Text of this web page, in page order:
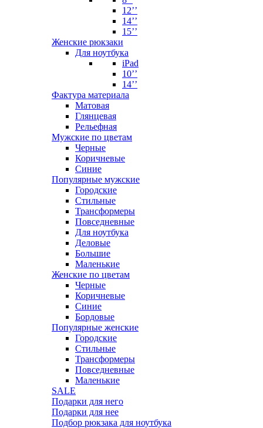
12’’
14’’
15’’
Женские рюкзаки
Для ноутбука
iPad
10’’
14’’
Фактура материала
Матовая
Глянцевая
Рельефная
Мужские по цветам
Черные
Коричневые
Синие
Популярные мужские
Городские
Стильные
Трансформеры
Повседневные
Для ноутбука
Деловые
Большие
Маленькие
Женские по цветам
Черные
Коричневые
Синие
Бордовые
Популярные женские
Городские
Стильные
Трансформеры
Повседневные
Маленькие
SALE
Подарки для него
Подарки для нее
Подбор рюкзака для ноутбука